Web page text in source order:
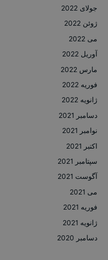
جولای 2022
ژوئن 2022
می 2022
آوریل 2022
مارس 2022
فوریه 2022
ژانویه 2022
دسامبر 2021
نوامبر 2021
اکتبر 2021
سپتامبر 2021
آگوست 2021
می 2021
فوریه 2021
ژانویه 2021
دسامبر 2020